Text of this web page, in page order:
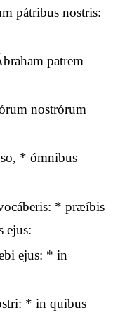
pátribus nostris:
patrem
nostrórum
* ómnibus
* præíbis
ejus:
ejus: * in
* in quibus